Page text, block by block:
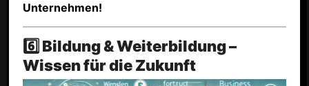
Unternehmen!
6️⃣ Bildung & Weiterbildung –
Wissen für die Zukunft